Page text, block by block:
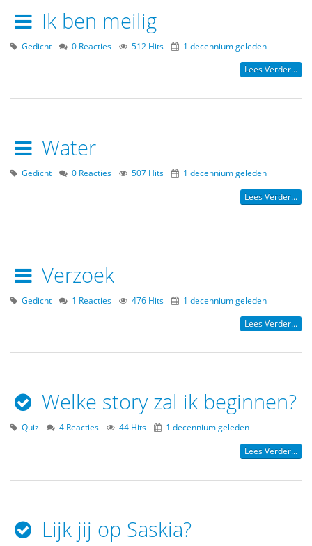
Ik ben meilig
Gedicht 0 Reacties 512 Hits 1 decennium geleden
Lees Verder...
Water
Gedicht 0 Reacties 507 Hits 1 decennium geleden
Lees Verder...
Verzoek
Gedicht 1 Reacties 476 Hits 1 decennium geleden
Lees Verder...
Welke story zal ik beginnen?
Quiz 4 Reacties 44 Hits 1 decennium geleden
Lees Verder...
Lijk jij op Saskia?